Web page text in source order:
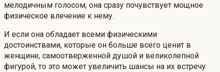
мелодичным голосом, она сразу почувствует мощное
физическое влечение к нему.
И если она обладает всеми физическими
достоинствами, которые он больше всего ценит в
женщине, самоотверженной душой и великолепной
фигурой, то это может увеличить шансы на их встречу.